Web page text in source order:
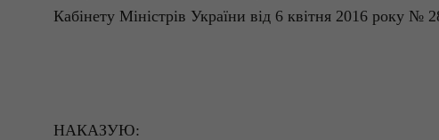
Кабінету Міністрів України від 6 квітня 2016 року №
НАКАЗУЮ: